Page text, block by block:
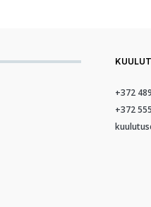
+372
+372